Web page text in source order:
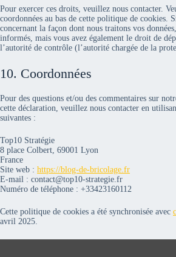
Pour exercer ces droits, veuillez nous contacter.
coordonnées au bas de cette politique de cookies.
concernant la façon dont nous traitons vos
informés, mais vous avez également le droit de
l’autorité de contrôle (l’autorité chargée de la
10. Coordonnées
Pour des questions et/ou des commentaires sur
cette déclaration, veuillez nous contacter en
suivantes :
Top10 Stratégie
8 place Colbert, 69001 Lyon
France
Site web : https://blog-de-bricolage.fr
E-mail : contact@top10-strategie.fr
Numéro de téléphone : +33423160112
Cette politique de cookies a été synchronisée avec
avril 2025.